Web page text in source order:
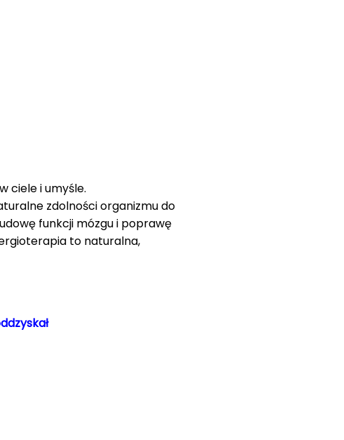
ciele i umyśle.
zdolności organizmu do
funkcji mózgu i poprawę
to naturalna,